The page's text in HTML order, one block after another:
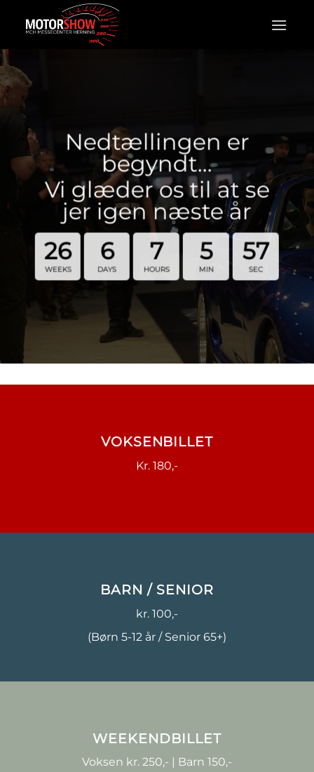
Nedtællingen er
begyndt…
Vi glæder os til at se
jer igen næste år
26
WEEKS
6
DAYS
7
HOURS
5
MIN
56
SEC
VOKSENBILLET
Kr. 180,-
BARN / SENIOR
kr. 100,-
(Børn 5-12 år / Senior 65+)
WEEKENDBILLET
Voksen kr. 250,- | Barn 150,-